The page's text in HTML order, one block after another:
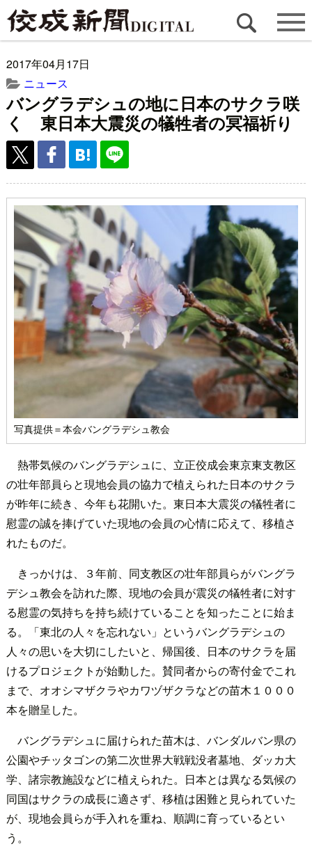
2017年04月17日
ニュース
バングラデシュの地に日本のサクラ咲
く 東日本大震災の犠牲者の冥福祈り
写真提供＝本会バングラデシュ教会
熱帯気候のバングラデシュに、立正佼成会東京東支教区
の壮年部員らと現地会員の協力で植えられた日本のサクラ
が昨年に続き、今年も花開いた。東日本大震災の犠牲者に
慰霊の誠を捧げていた現地の会員の心情に応えて、移植さ
れたものだ。
きっかけは、３年前、同支教区の壮年部員らがバングラ
デシュ教会を訪れた際、現地の会員が震災の犠牲者に対す
る慰霊の気持ちを持ち続けていることを知ったことに始ま
る。「東北の人々を忘れない」というバングラデシュの
人々の思いを大切にしたいと、帰国後、日本のサクラを届
けるプロジェクトが始動した。賛同者からの寄付金でこれ
まで、オオシマザクラやカワヅザクラなどの苗木１０００
本を贈呈した。
バングラデシュに届けられた苗木は、バンダルバン県の
公園やチッタゴンの第二次世界大戦戦没者墓地、ダッカ大
学、諸宗教施設などに植えられた。日本とは異なる気候の
同国はサクラの成長に適さず、移植は困難と見られていた
が、現地会員らが手入れを重ね、順調に育っているとい
う。